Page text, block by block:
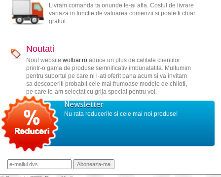
Livram comanda ta oriunde te-ai afla. Costul de livrare
variaza in functie de valoarea comenzii si poate fi chiar
gratuit.
Noutati
Noul website wolbar.roaduce un plus de calitate clientilor
printr-o gama de produse semnificativ imbunatatita. Multumim
pentru suportul pe care ni l-ati oferit pana acum si va invitam
sa descoperiti probabil cele mai frumoase modele de chiloti,
pe care le-am selectat cu grija special pentru voi.
Newsletter
Nu rata reducerile si cele mai noi produse!